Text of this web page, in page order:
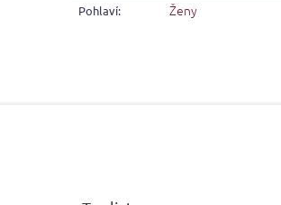
Pohlaví: Ženy